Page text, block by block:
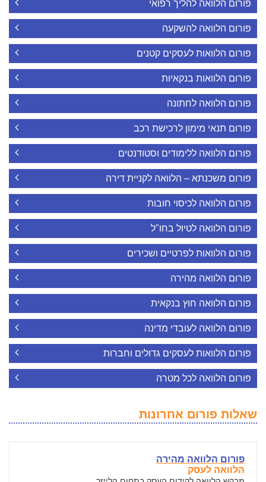
פורום הלוואה להליך רפואי
פורום הלוואה להשקעה
פורום הלוואות לעסקים קטנים
פורום הלוואות בנקאיות
פורום הלוואה לחתונה
פורום תנאי מימון לרכישת רכב
פורום הלוואה ללימודים וסטודנטים
פורום משכנתא – הלוואה לקניית דירה
פורום הלוואה לכיסוי חובות
פורום הלוואה לטיול בחו"ל
פורום הלוואות לפרטיים ושכירים
פורום הלוואה מהירה
פורום הלוואה חוץ בנקאית
פורום הלוואה לעובדי מדינה
פורום הלוואות לעסקים גדולים וחברות
פורום הלוואה לכל מטרה
שאלות פורום אחרונות
פורום הלוואה מהירה
הלוואה לעסק